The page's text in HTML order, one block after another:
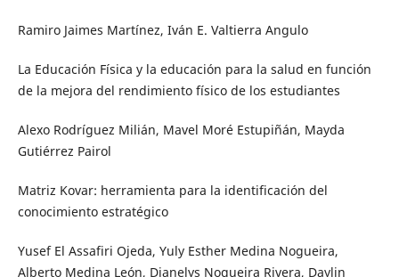
Ramiro Jaimes Martínez, Iván E. Valtierra Angulo
La Educación Física y la educación para la salud en función
de la mejora del rendimiento físico de los estudiantes
Alexo Rodríguez Milián, Mavel Moré Estupiñán, Mayda
Gutiérrez Pairol
Matriz Kovar: herramienta para la identificación del
conocimiento estratégico
Yusef El Assafiri Ojeda, Yuly Esther Medina Nogueira,
Alberto Medina León, Dianelys Nogueira Rivera, Daylin